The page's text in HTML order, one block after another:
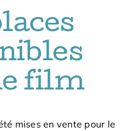
film
mises en vente pour le